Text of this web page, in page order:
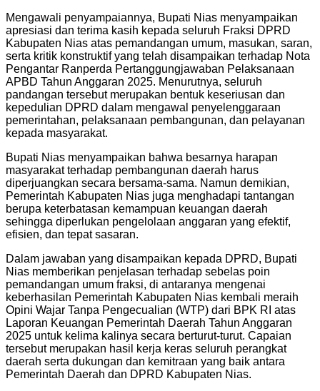
Mengawali penyampaiannya, Bupati Nias menyampaikan
apresiasi dan terima kasih kepada seluruh Fraksi DPRD
Kabupaten Nias atas pemandangan umum, masukan, saran,
serta kritik konstruktif yang telah disampaikan terhadap Nota
Pengantar Ranperda Pertanggungjawaban Pelaksanaan
APBD Tahun Anggaran 2025. Menurutnya, seluruh
pandangan tersebut merupakan bentuk keseriusan dan
kepedulian DPRD dalam mengawal penyelenggaraan
pemerintahan, pelaksanaan pembangunan, dan pelayanan
kepada masyarakat.
Bupati Nias menyampaikan bahwa besarnya harapan
masyarakat terhadap pembangunan daerah harus
diperjuangkan secara bersama-sama. Namun demikian,
Pemerintah Kabupaten Nias juga menghadapi tantangan
berupa keterbatasan kemampuan keuangan daerah
sehingga diperlukan pengelolaan anggaran yang efektif,
efisien, dan tepat sasaran.
Dalam jawaban yang disampaikan kepada DPRD, Bupati
Nias memberikan penjelasan terhadap sebelas poin
pemandangan umum fraksi, di antaranya mengenai
keberhasilan Pemerintah Kabupaten Nias kembali meraih
Opini Wajar Tanpa Pengecualian (WTP) dari BPK RI atas
Laporan Keuangan Pemerintah Daerah Tahun Anggaran
2025 untuk kelima kalinya secara berturut-turut. Capaian
tersebut merupakan hasil kerja keras seluruh perangkat
daerah serta dukungan dan kemitraan yang baik antara
Pemerintah Daerah dan DPRD Kabupaten Nias.